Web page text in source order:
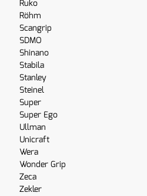
Ruko
Röhm
Scangrip
SDMO
Shinano
Stabila
Stanley
Steinel
Super
Super Ego
Ullman
Unicraft
Wera
Wonder Grip
Zeca
Zekler